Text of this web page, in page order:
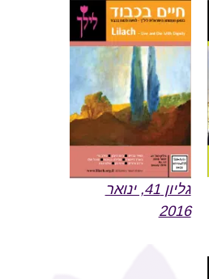
גליון 41, ינואר
2016